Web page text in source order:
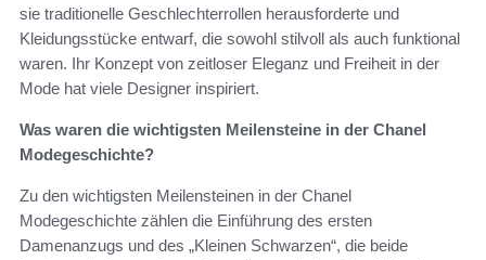
sie traditionelle Geschlechterrollen herausforderte und
Kleidungsstücke entwarf, die sowohl stilvoll als auch funktional
waren. Ihr Konzept von zeitloser Eleganz und Freiheit in der
Mode hat viele Designer inspiriert.
Was waren die wichtigsten Meilensteine in der Chanel
Modegeschichte?
Zu den wichtigsten Meilensteinen in der Chanel
Modegeschichte zählen die Einführung des ersten
Damenanzugs und des „Kleinen Schwarzen“, die beide